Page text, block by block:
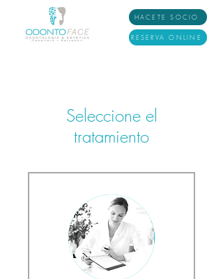
HACETE SOCIO
RESERVA ONLINE
Seleccione el
tratamiento